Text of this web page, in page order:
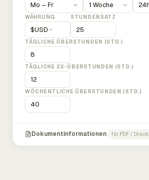
WÄHRUNG
$USD
STUNDENSATZ
TÄGLICHE ÜBERSTUNDEN (STD.)
TÄGLICHE 2X-ÜBERSTUNDEN (STD.)
WÖCHENTLICHE ÜBERSTUNDEN (STD.)
Dokumentinformationen für PDF / Druck